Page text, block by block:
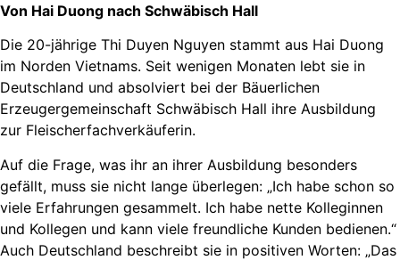
Von Hai Duong nach Schwäbisch Hall
Die 20-jährige Thi Duyen Nguyen stammt aus Hai Duong
im Norden Vietnams. Seit wenigen Monaten lebt sie in
Deutschland und absolviert bei der Bäuerlichen
Erzeugergemeinschaft Schwäbisch Hall ihre Ausbildung
zur Fleischerfachverkäuferin.
Auf die Frage, was ihr an ihrer Ausbildung besonders
gefällt, muss sie nicht lange überlegen: „Ich habe schon so
viele Erfahrungen gesammelt. Ich habe nette Kolleginnen
und Kollegen und kann viele freundliche Kunden bedienen.“
Auch Deutschland beschreibt sie in positiven Worten: „Das